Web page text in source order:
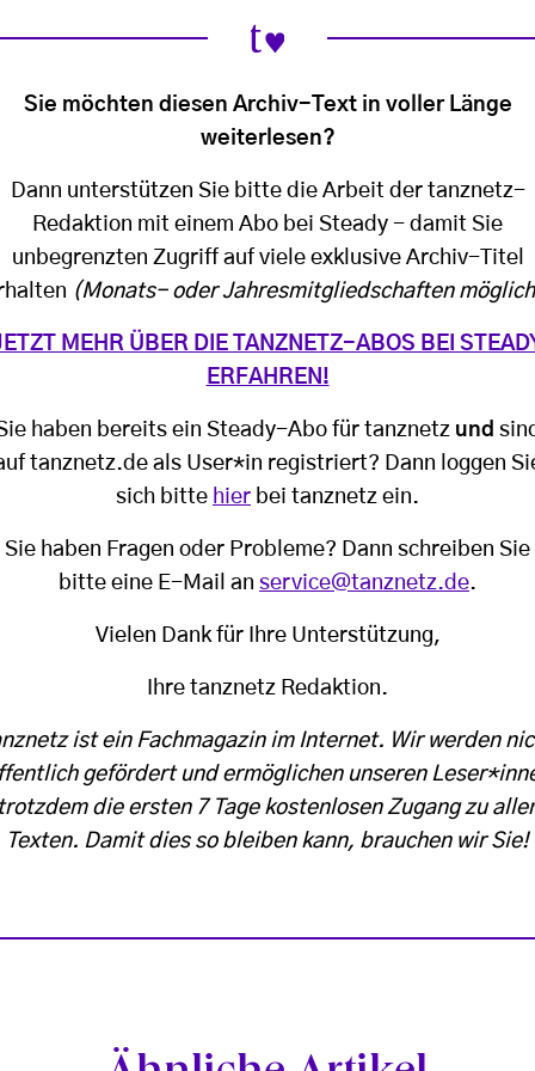
Sie möchten diesen Archiv-Text in voller Länge
weiterlesen?
Dann unterstützen Sie bitte die Arbeit der tanznetz-
Redaktion mit einem Abo bei Steady - damit Sie
unbegrenzten Zugriff auf viele exklusive Archiv-Titel
(Monats- oder Jahresmitgliedschaften
MEHR ÜBER DIE TANZNETZ-ABOS BEI
ERFAHREN!
haben bereits ein Steady-Abo für tanznetz und
tanznetz.de als User*in registriert? Dann loggen
sich bitte hier bei tanznetz ein.
Sie haben Fragen oder Probleme? Dann schreiben Sie
bitte eine E-Mail an service@tanznetz.de.
Vielen Dank für Ihre Unterstützung,
Ihre tanznetz Redaktion.
ist ein Fachmagazin im Internet. Wir werden
gefördert und ermöglichen unseren
die ersten 7 Tage kostenlosen Zugang zu
Texten. Damit dies so bleiben kann, brauchen wir Sie!